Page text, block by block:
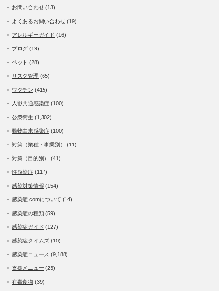
お問い合わせ (13)
よくあるお問い合わせ (19)
アレルギーガイド (16)
ブログ (19)
ペット (28)
リスク管理 (65)
ワクチン (415)
人獣共通感染症 (100)
公衆衛生 (1,302)
動物由来感染症 (100)
対策（業種・事業別） (11)
対策（目的別） (41)
性感染症 (117)
感染対策情報 (154)
感染症.comについて (14)
感染症の種類 (59)
感染症ガイド (127)
感染症タイムズ (10)
感染症ニュース (9,188)
支援メニュー (23)
有毒食物 (39)